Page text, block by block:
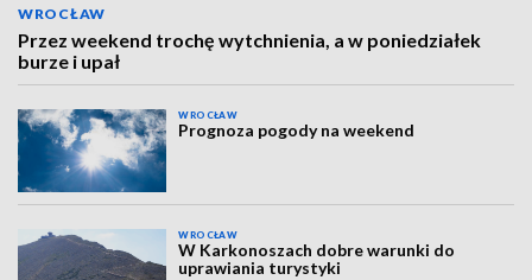
WROCŁAW
Przez weekend trochę wytchnienia, a w poniedziałek
burze i upał
WROCŁAW
Prognoza pogody na weekend
WROCŁAW
W Karkonoszach dobre warunki do
uprawiania turystyki